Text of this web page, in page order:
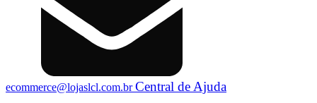
ecommerce@lojaslcl.com.brCentral de Ajuda